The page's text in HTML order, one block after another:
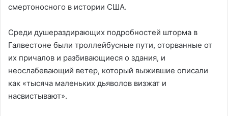
смертоносного в истории США.
Среди душераздирающих подробностей шторма в
Галвестоне были троллейбусные пути, оторванные от
их причалов и разбивающиеся о здания, и
неослабевающий ветер, который выжившие описали
как «тысяча маленьких дьяволов визжат и
насвистывают».